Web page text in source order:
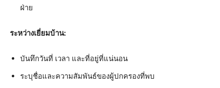
ฝ่าย
ระหว่างเยี่ยมบ้าน:
บันทึกวันที่ เวลา และที่อยู่ที่แน่นอน
ระบุชื่อและความสัมพันธ์ของผู้ปกครองที่พบ